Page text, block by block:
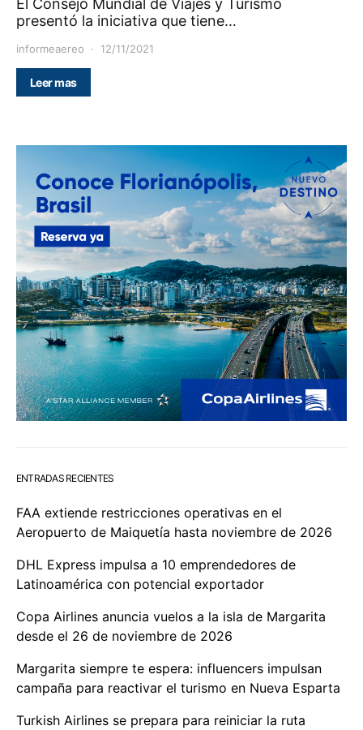
presentó la iniciativa que tiene…
informeaereo 12/11/2021
Leer mas
ENTRADAS RECIENTES
FAA extiende restricciones operativas en el
Aeropuerto de Maiquetía hasta noviembre de 2026
DHL Express impulsa a 10 emprendedores de
Latinoamérica con potencial exportador
Copa Airlines anuncia vuelos a la isla de Margarita
desde el 26 de noviembre de 2026
Margarita siempre te espera: influencers impulsan
campaña para reactivar el turismo en Nueva Esparta
Turkish Airlines se prepara para reiniciar la ruta